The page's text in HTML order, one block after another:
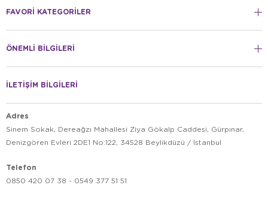
FAVORİ KATEGORİLER
ÖNEMLİ BİLGİLERİ
İLETİŞİM BİLGİLERİ
Adres
Sinem Sokak, Dereağzı Mahallesi Ziya Gökalp Caddesi, Gürpınar,
Denizgören Evleri 2DE1 No:122, 34528 Beylikdüzü / İstanbul
Telefon
0850 420 07 38 - 0549 377 51 51